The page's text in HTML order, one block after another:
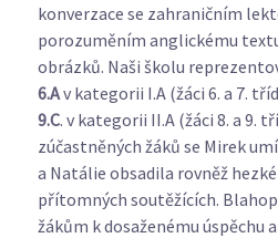
konverzace se zahraničním
porozuměním anglickému
obrázků. Naši školu
6.Av kategorii I.A (žáci 6. a 7.
9.C. v kategorii II.A (žáci 8. a 9.
zúčastněných žáků se Mirek
a Natálie obsadila rovněž
přítomných soutěžících.
žákům k dosaženému úspěchu